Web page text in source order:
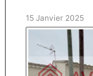
15 Janvier 2025